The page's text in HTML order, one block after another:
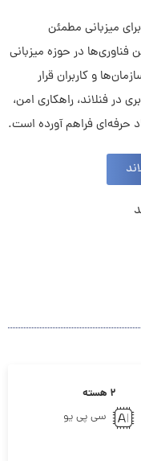
میزبانی مطمئن
فناوری‌ها در حوزه میزبانی
و کاربران قرار
در فنلاند، راهکاری امن،
حرفه‌ای فراهم آورده است.
۲ هسته
سی پی یو